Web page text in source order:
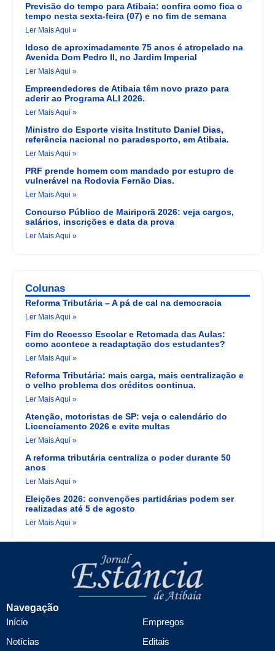
Previsão do tempo para Atibaia: confira como fica o
tempo nesta sexta-feira (07) e no fim de semana
Ler Mais Aqui »
Idoso de aproximadamente 75 anos é atropelado na
Avenida Dom Pedro II, no Jardim Imperial
Ler Mais Aqui »
Empreendedores de Atibaia têm novo prazo para
aderir ao Programa ALI 2026.
Ler Mais Aqui »
Ministro do Esporte visita Instituto Daniel Dias,
referência nacional no paradesporto, em Atibaia.
Ler Mais Aqui »
PRF prende homem com mandado por estupro de
vulnerável na Rodovia Fernão Dias.
Ler Mais Aqui »
Concurso Público de Mairiporã 2026: veja cargos,
salários, inscrições e data da prova
Ler Mais Aqui »
Colunas
Reforma Tributária – A pá de cal na democracia
Ler Mais Aqui »
Fim do Recesso Escolar e Retomada das Aulas:
como acontece a readaptação dos estudantes?
Ler Mais Aqui »
Reforma Tributária: mais carga, mais centralização e
o velho problema dos créditos continua.
Ler Mais Aqui »
Atenção, motoristas de SP: veja o calendário do
Licenciamento 2026 e evite multas
Ler Mais Aqui »
A reforma tributária centraliza o poder durante 50
anos
Ler Mais Aqui »
Eleições 2026: convenções partidárias podem ser
realizadas até 5 de agosto
Ler Mais Aqui »
Navegação
Início
Notícias
Empregos
Editais